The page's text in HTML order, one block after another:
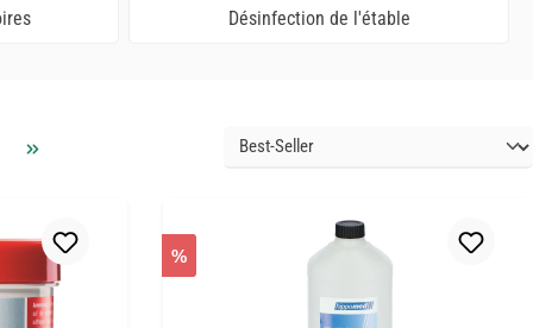
Désinfection de l'étable
%